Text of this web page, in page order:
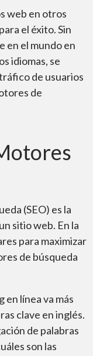
web en otros
el éxito. Sin
en el mundo en
idiomas, se
de usuarios
de
(SEO) es la
sitio web. En la
para maximizar
de búsqueda
en línea va más
clave en inglés.
de palabras
son las